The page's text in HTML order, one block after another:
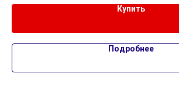
Купить
Подробнее